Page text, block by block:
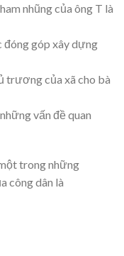
nhũng của ông T là
góp xây dựng
trương của xã cho bà
vấn đề quan
trong những
công dân là